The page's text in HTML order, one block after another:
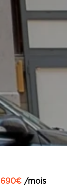
690€/mois